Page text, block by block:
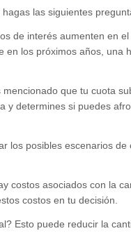
las siguientes
de interés aumenten en
en los próximos años, una
que tu cuota
y determines si puedes
los posibles escenarios de
costos asociados con la
costos en tu decisión.
Esto puede reducir la